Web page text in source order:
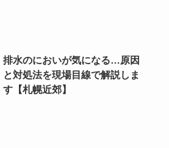
排水のにおいが気になる…原因
と対処法を現場目線で解説しま
す【札幌近郊】